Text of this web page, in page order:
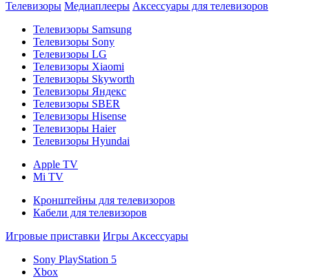
Телевизоры Медиаплееры Аксессуары для телевизоров
Телевизоры Samsung
Телевизоры Sony
Телевизоры LG
Телевизоры Xiaomi
Телевизоры Skyworth
Телевизоры Яндекс
Телевизоры SBER
Телевизоры Hisense
Телевизоры Haier
Телевизоры Hyundai
Apple TV
Mi TV
Кронштейны для телевизоров
Кабели для телевизоров
Игровые приставки Игры Аксессуары
Sony PlayStation 5
Xbox